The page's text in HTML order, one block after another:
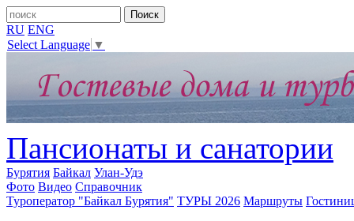
RU ENG
Select Language ▼
Пансионаты и санатории
Бурятия Байкал Улан-Удэ
Фото Видео Справочник
Туроператор "Байкал Бурятия" ТУРЫ 2026 Маршруты